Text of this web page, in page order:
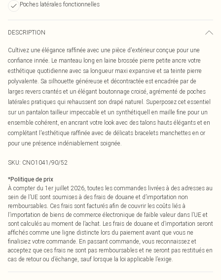
Poches latérales fonctionnelles
DESCRIPTION
Cultivez une élégance raffinée avec une pièce d'extérieur conçue pour une
confiance innée. Le manteau long en laine brossée pierre petite ancre votre
esthétique quotidienne avec sa longueur maxi expansive et sa teinte pierre
polyvalente. Sa silhouette généreuse et décontractée est encadrée par de
larges revers crantés et un élégant boutonnage croisé, agrémenté de poches
latérales pratiques qui rehaussent son drapé naturel. Superposez cet essentiel
sur un pantalon tailleur impeccable et un synthétiquell en maille fine pour un
ensemble cohérent, en ancrant votre look avec des talons hauts élégants et en
complétant l'esthétique raffinée avec de délicats bracelets manchettes en or
pour une présence indéniablement soignée.
SKU: CNO1041/90/52
*Politique de prix
À compter du 1er juillet 2026, toutes les commandes livrées à des adresses au
sein de l’UE sont soumises à des frais de douane et d’importation non
remboursables. Ces frais sont facturés afin de couvrir les coûts liés à
l’importation de biens de commerce électronique de faible valeur dans l’UE et
sont calculés au moment de l’achat. Les frais de douane et d’importation seront
affichés comme une ligne distincte lors du paiement avant que vous ne
finalisiez votre commande. En passant commande, vous reconnaissez et
acceptez que ces frais ne sont pas remboursables et ne seront pas restitués en
cas de retour ou d’échange, sauf lorsque la loi applicable l’exige.